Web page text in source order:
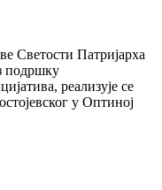
Светости Патријарха
подршку
реализује се
у Оптиној